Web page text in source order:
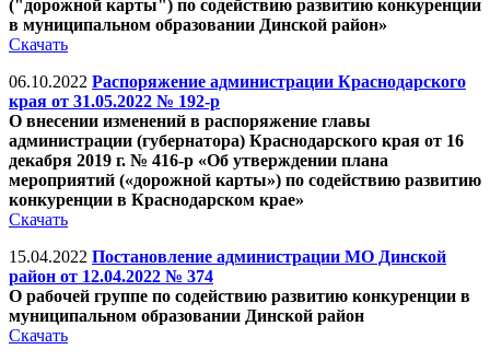
("дорожной карты") по содействию развитию конкуренции
в муниципальном образовании Динской район»
Скачать
06.10.2022 Распоряжение администрации Краснодарского
края от 31.05.2022 № 192-р
О внесении изменений в распоряжение главы
администрации (губернатора) Краснодарского края от 16
декабря 2019 г. № 416-р «Об утверждении плана
мероприятий («дорожной карты») по содействию развитию
конкуренции в Краснодарском крае»
Скачать
15.04.2022 Постановление администрации МО Динской
район от 12.04.2022 № 374
О рабочей группе по содействию развитию конкуренции в
муниципальном образовании Динской район
Скачать